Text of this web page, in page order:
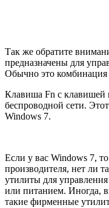
Так же обратите
предназначены для
Обычно это комбинация
Клавиша Fn с клавишей
беспроводной сети.
Windows 7.
Если у вас Windows 7, то
производителя, нет ли
утилиты для
или питанием. Иногда,
такие фирменные